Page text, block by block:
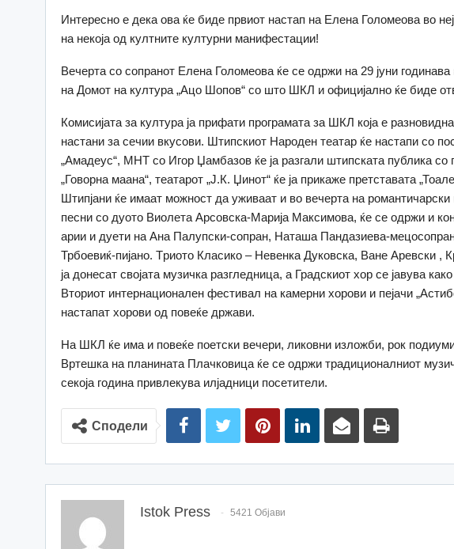
Интересно е дека ова ќе биде првиот настап на Елена Голомеова во
на некоја од култните културни манифестации!
Вечерта со сопранот Елена Голомеова ќе се одржи на 29 јуни
на Домот на култура „Ацо Шопов“ со што ШКЛ и официјално ќе биде
Комисијата за култура ја прифати програмата за ШКЛ која е
настани за сечии вкусови. Штипскиот Народен театар ќе настапи со
„Амадеус“, МНТ со Игор Џамбазов ќе ја разгали штипската публика со
„Говорна маана“, театарот „Ј.К. Џинот“ ќе ја прикаже претставата
Штипјани ќе имаат можност да уживаат и во вечерта на
песни со дуото Виолета Арсовска-Марија Максимова, ќе се одржи и
арии и дуети на Ана Палупски-сопран, Наташа Пандазиева-
Трбоевиќ-пијано. Tриото Класико – Невенка Дуковска, Ване Аревски ,
ја донесат својата музичка разгледница, а Градскиот хор се јавува
Вториот интернационален фестивал на камерни хорови и пејачи
настапат хорови од повеќе држави.
На ШКЛ ќе има и повеќе поетски вечери, ликовни изложби, рок
Вртешка на планината Плачковица ќе се одржи традиционалниот
секоја година привлекува илјадници посетители.
Сподели
Istok Press 5421 Објави